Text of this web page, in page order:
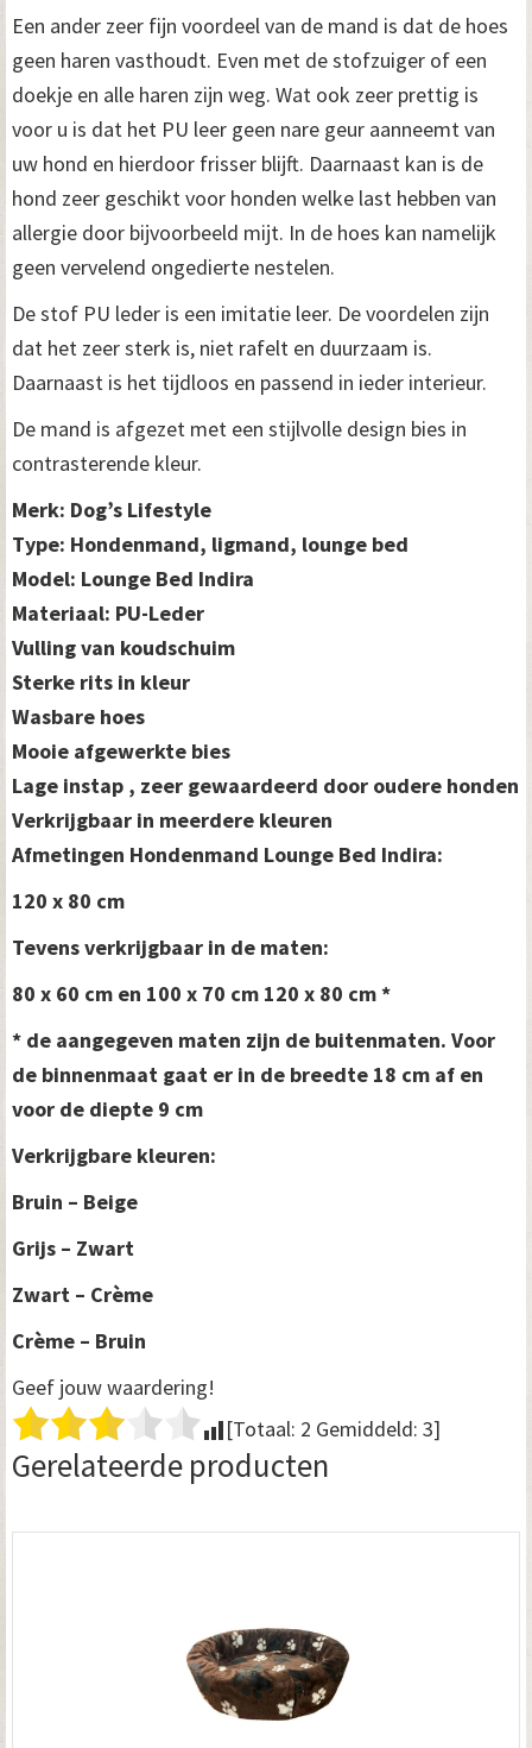
Een ander zeer fijn voordeel van de mand is dat de hoes
geen haren vasthoudt. Even met de stofzuiger of een
doekje en alle haren zijn weg. Wat ook zeer prettig is
voor u is dat het PU leer geen nare geur aanneemt van
uw hond en hierdoor frisser blijft. Daarnaast kan is de
hond zeer geschikt voor honden welke last hebben van
allergie door bijvoorbeeld mijt. In de hoes kan namelijk
geen vervelend ongedierte nestelen.
De stof PU leder is een imitatie leer. De voordelen zijn
dat het zeer sterk is, niet rafelt en duurzaam is.
Daarnaast is het tijdloos en passend in ieder interieur.
De mand is afgezet met een stijlvolle design bies in
contrasterende kleur.
Merk: Dog’s Lifestyle
Type: Hondenmand, ligmand, lounge bed
Model: Lounge Bed Indira
Materiaal: PU-Leder
Vulling van koudschuim
Sterke rits in kleur
Wasbare hoes
Mooie afgewerkte bies
Lage instap , zeer gewaardeerd door oudere honden
Verkrijgbaar in meerdere kleuren
Afmetingen Hondenmand Lounge Bed Indira:
120 x 80 cm
Tevens verkrijgbaar in de maten:
80 x 60 cm en 100 x 70 cm 120 x 80 cm *
* de aangegeven maten zijn de buitenmaten. Voor
de binnenmaat gaat er in de breedte 18 cm af en
voor de diepte 9 cm
Verkrijgbare kleuren:
Bruin – Beige
Grijs – Zwart
Zwart – Crème
Crème – Bruin
Geef jouw waardering!
[Totaal: 2 Gemiddeld: 3]
Gerelateerde producten